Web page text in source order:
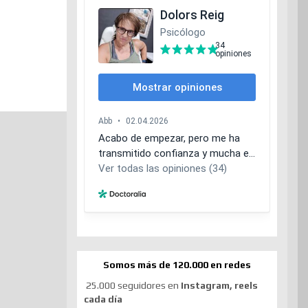
Somos más de 120.000 en redes
25.000 seguidores en Instagram, reels
cada día